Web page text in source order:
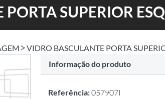
SUPERIOR
VIDRO BASCULANTE PORTA
Informação do produto
Referência:057907I